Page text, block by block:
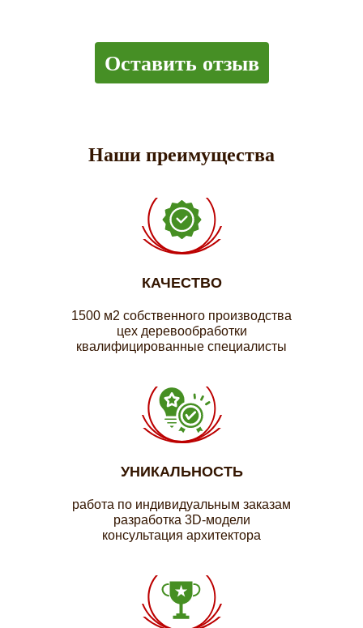
Оставить отзыв
Наши преимущества
КАЧЕСТВО
1500 м2 собственного производства
цех деревообработки
квалифицированные специалисты
УНИКАЛЬНОСТЬ
работа по индивидуальным заказам
разработка 3D-модели
консультация архитектора